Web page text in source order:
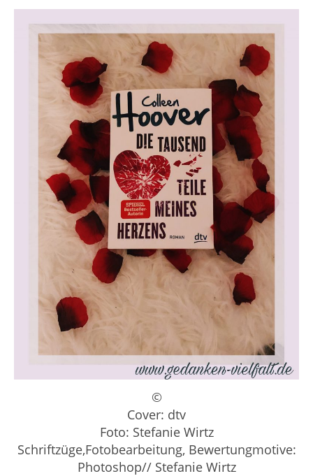
©
Cover: dtv
Foto: Stefanie Wirtz
Schriftzüge,Fotobearbeitung, Bewertungmotive:
Photoshop// Stefanie Wirtz